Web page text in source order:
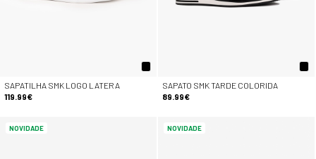
SAPATILHA SMK LOGO LATERA
119.99€
SAPATO SMK TARDE COLORIDA
89.99€
NOVIDADE NOVIDADE